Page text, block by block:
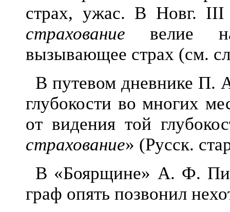
страх, ужас. В Новг. III
страхование
велие
вызывающее страх (см.
В путевом дневнике П.
глубокости во многих
от видения той
страхование» (Русск.
В «Боярщине» А. Ф.
граф опять позвонил